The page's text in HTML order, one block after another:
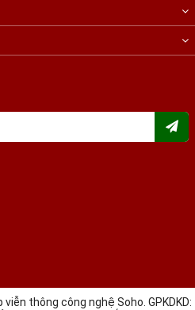
thông công nghệ Soho. GPKDKD: